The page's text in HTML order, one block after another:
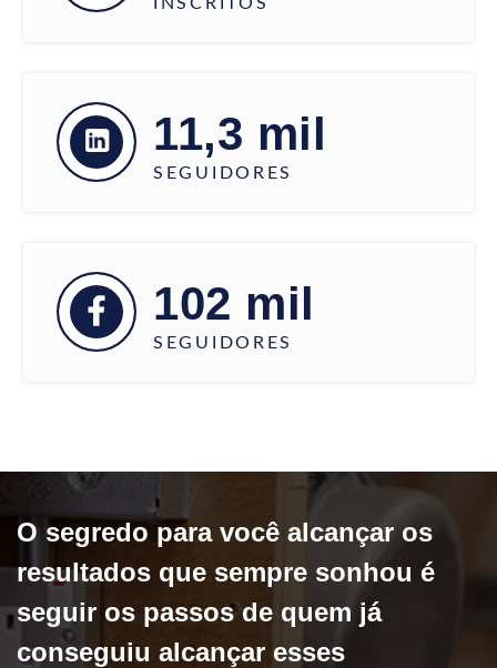
11,3 mil
SEGUIDORES
102 mil
SEGUIDORES
O segredo para você alcançar os
resultados que sempre sonhou é
seguir os passos de quem já
conseguiu alcançar esses